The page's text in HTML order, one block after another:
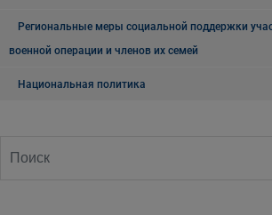
Региональные меры социальной поддержки
военной операции и членов их семей
Национальная политика